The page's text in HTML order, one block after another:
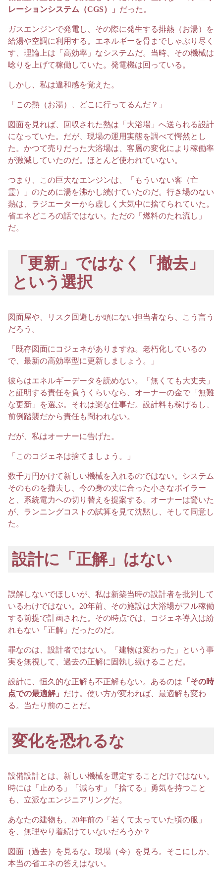
レーションシステム（CGS）」 だった。
ガスエンジンで発電し、その際に発生する排熱（お湯）を
給湯や空調に利用する。エネルギーを骨までしゃぶり尽く
す、理論上は「高効率」なシステムだ。当時、その機械は
唸りを上げて稼働していた。発電機は回っている。
しかし、私は違和感を覚えた。
「この熱（お湯）、どこに行ってるんだ？」
図面を見れば、回収された熱は「大浴場」へ送られる設計
になっていた。だが、現場の運用実態を調べて愕然とし
た。かつて売りだった大浴場は、客層の変化により稼働率
が激減していたのだ。ほとんど使われていない。
つまり、この巨大なエンジンは、「もういない客（亡
霊）」のために湯を沸かし続けていたのだ。行き場のない
熱は、ラジエーターから虚しく大気中に捨てられていた。
省エネどころの話ではない。ただの「燃料のたれ流し」
だ。
「更新」ではなく「撤去」
という選択
図面屋や、リスク回避しか頭にない担当者なら、こう言う
だろう。
「既存図面にコジェネがありますね。老朽化しているの
で、最新の高効率型に更新しましょう。」
彼らはエネルギーデータを読めない。「無くても大丈夫」
と証明する責任を負うくらいなら、オーナーの金で「無難
な更新」を選ぶ。それは楽な仕事だ。設計料も稼げるし、
前例踏襲だから責任も問われない。
だが、私はオーナーに告げた。
「このコジェネは捨てましょう。」
数千万円かけて新しい機械を入れるのではない。システム
そのものを撤去し、今の身の丈に合った小さなボイラー
と、系統電力への切り替えを提案する。オーナーは驚いた
が、ランニングコストの試算を見て沈黙し、そして同意し
た。
設計に「正解」はない
誤解しないでほしいが、私は新築当時の設計者を批判して
いるわけではない。20年前、その施設は大浴場がフル稼働
する前提で計画された。その時点では、コジェネ導入は紛
れもない「正解」だったのだ。
罪なのは、設計者ではない。「建物は変わった」という事
実を無視して、過去の正解に固執し続けることだ。
設計に、恒久的な正解も不正解もない。あるのは 「その時
点での最適解」 だけ。使い方が変われば、最適解も変わ
る。当たり前のことだ。
変化を恐れるな
設備設計とは、新しい機械を選定することだけではない。
時には「止める」「減らす」「捨てる」勇気を持つこと
も、立派なエンジニアリングだ。
あなたの建物も、20年前の「若くて太っていた頃の服」
を、無理やり着続けていないだろうか？
図面（過去）を見るな。現場（今）を見ろ。そこにしか、
本当の省エネの答えはない。